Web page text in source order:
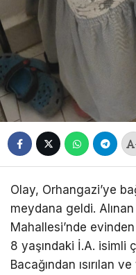
Olay, Orhangazi’ye
meydana geldi.
Mahallesi’nde
8 yaşındaki İ.A. isimli
Bacağından ısırılan